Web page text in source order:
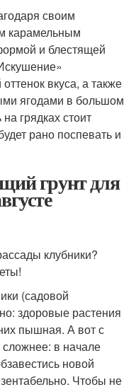
своим
карамельным
и блестящей
вкуса, а также
ягодами в большом
грядках стоит
рано поспевать и
грунт для
клубники?
(садовой
здоровые растения
пышная. А вот с
сложнее: в начале
новой
Чтобы не